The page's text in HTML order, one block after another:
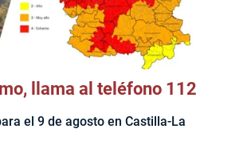
llama al teléfono 112
el 9 de agosto en Castilla-La